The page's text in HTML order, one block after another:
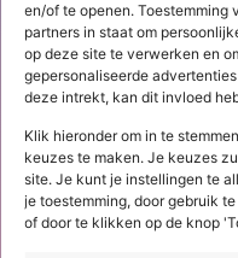
en/of te openen. Toestemming
partners in staat om
op deze site te verwerken en
gepersonaliseerde
deze intrekt, kan dit invloed
Klik hieronder om in te
keuzes te maken. Je keuzes
site. Je kunt je instellingen te
je toestemming, door gebruik
of door te klikken op de knop
3 augustus 2026
CO₂ in de